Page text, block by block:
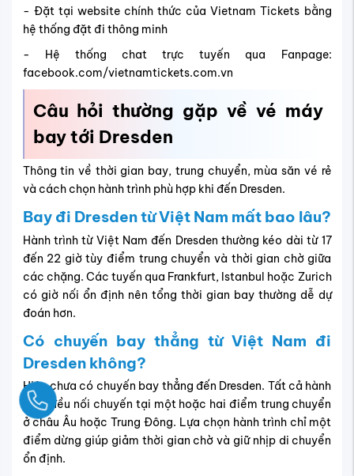
- Đặt tại website chính thức của Vietnam Tickets bằng
hệ thống đặt đi thông minh
- Hệ thống chat trực tuyến qua Fanpage:
facebook.com/vietnamtickets.com.vn
Câu hỏi thường gặp về vé máy
bay tới Dresden
Thông tin về thời gian bay, trung chuyển, mùa săn vé rẻ
và cách chọn hành trình phù hợp khi đến Dresden.
Bay đi Dresden từ Việt Nam mất bao lâu?
Hành trình từ Việt Nam đến Dresden thường kéo dài từ 17
đến 22 giờ tùy điểm trung chuyển và thời gian chờ giữa
các chặng. Các tuyến qua Frankfurt, Istanbul hoặc Zurich
có giờ nối ổn định nên tổng thời gian bay thường dễ dự
đoán hơn.
Có chuyến bay thẳng từ Việt Nam đi
Dresden không?
Hiện chưa có chuyến bay thẳng đến Dresden. Tất cả hành
trình đều nối chuyến tại một hoặc hai điểm trung chuyển
ở châu Âu hoặc Trung Đông. Lựa chọn hành trình chỉ một
điểm dừng giúp giảm thời gian chờ và giữ nhịp di chuyển
ổn định.